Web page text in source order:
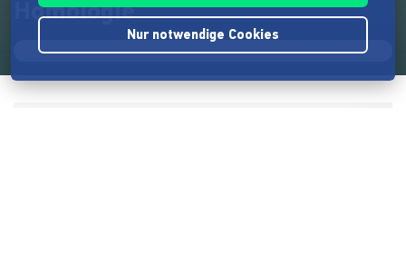
Homologie
Nur notwendige Cookies